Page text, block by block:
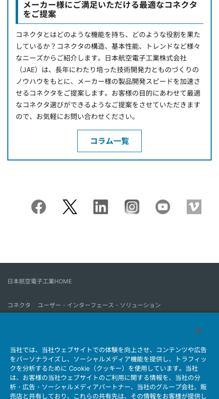
メーカー様にご満足いただける最適なコネクタ
をご提案
コネクタとはどのような機能を持ち、どのような役割を果た
しているか？コネクタの構造、基本性能、トレンドなど様々
なニーズからご紹介します。日本航空電子工業株式会社
（JAE）は、長年にわたり培った技術開発力とものづくりの
ノウハウをもとに、メーカー様の製品開発スピードを加速さ
せるコネクタをご提案します。お客様の目的にあわせて最適
なコネクタ選びができるようなご提案をさせていただきます
ので、お気軽にお問い合わせください。
コラム一覧
日本航空電子工業HOME
コネクタ
ユーザー・インターフェース・ソリューション
会社情報 サステナビリティ IR情報 採用情報
会社情報新着一覧
製品情報新着一覧
サイトマップ お問い合わせ
当社では、当社ウェブサイトでの体験を向上させ、コンテンツや広告
をパーソナライズし、ソーシャルメディア機能を提供し、トラフィッ
クを分析するために Cookie（クッキー）を使用しています。当社
は、お客様の当社ウェブサイトのご利用に関する情報を、当社の分
析・広告・ソーシャルメディアパートナー、当社のグループ会社、販
売店と共有しており、これらの共有先は、その情報をお客様が提供し